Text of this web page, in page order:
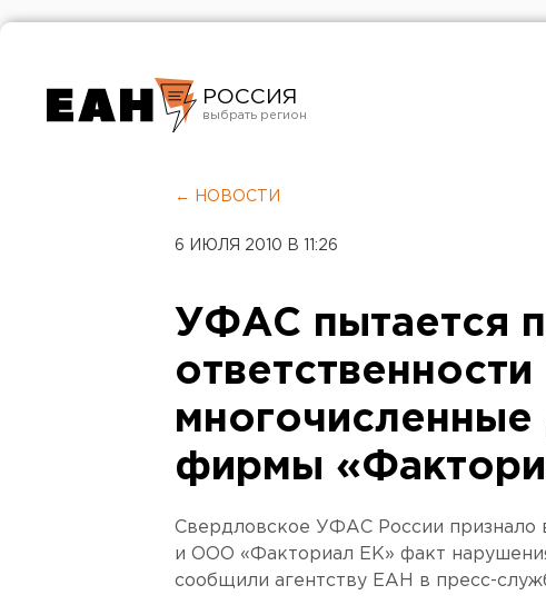
РОССИЯ
Челябинск
← НОВОСТИ
6 ИЮЛЯ 2010 В 11:26
УФАС пытается
ответственности
фирмы
Свердловское УФАС России
и ООО «Факториал ЕК» факт
сообщили агентству ЕАН в пресс-